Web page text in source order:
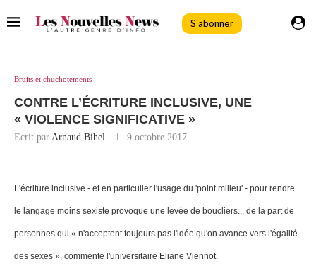
S'abonner
Bruits et chuchotements
CONTRE L’ÉCRITURE INCLUSIVE, UNE
« VIOLENCE SIGNIFICATIVE »
Ecrit par Arnaud Bihel 9 octobre 2017
L'écriture inclusive - et en particulier l'usage du 'point milieu' - pour rendre
le langage moins sexiste provoque une levée de boucliers... de la part de
personnes qui « n'acceptent toujours pas l'idée qu'on avance vers l'égalité
des sexes », commente l'universitaire Eliane Viennot.